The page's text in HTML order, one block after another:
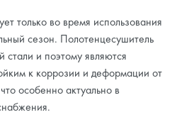
только во время использования
сезон. Полотенцесушитель
и поэтому являются
к коррозии и деформации от
особенно актуально в